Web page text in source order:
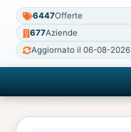
6447Offerte
677Aziende
Aggiornato il 06-08-2026